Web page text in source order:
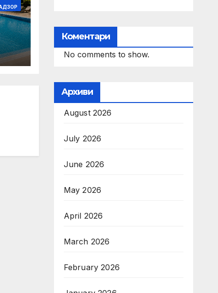
Коментари
No comments to show.
Архиви
August 2026
July 2026
June 2026
May 2026
April 2026
March 2026
February 2026